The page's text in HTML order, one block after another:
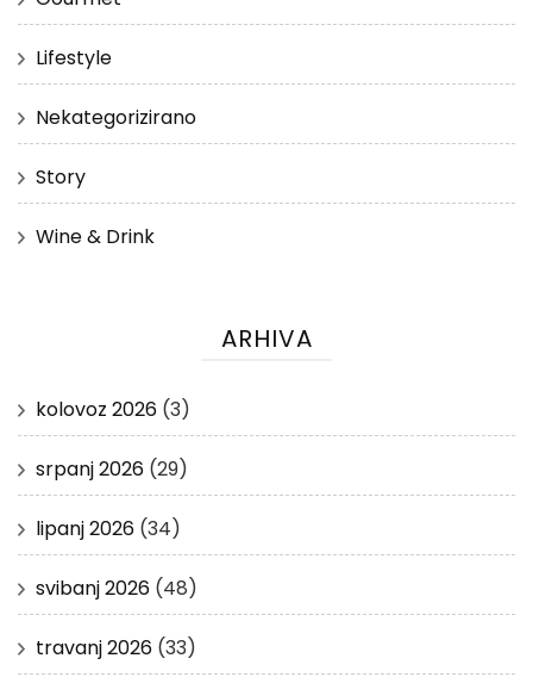
Lifestyle
Nekategorizirano
Story
Wine & Drink
ARHIVA
kolovoz 2026 (3)
srpanj 2026 (29)
lipanj 2026 (34)
svibanj 2026 (48)
travanj 2026 (33)